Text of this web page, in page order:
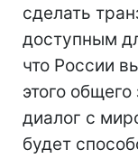
сделать
доступным
что России
этого
диалог с
будет